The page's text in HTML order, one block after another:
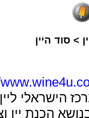
> סוד היין
הישראלי
הכנת יין